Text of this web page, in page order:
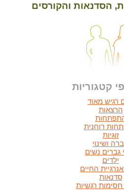
הסדנאות והקורסים
קטגוריות
רגיש מאוד
הרצאות
רוחנית
זוגיות
ושינוי
גברים נשים
ילדים
החיים
סדנאות
רגשיות